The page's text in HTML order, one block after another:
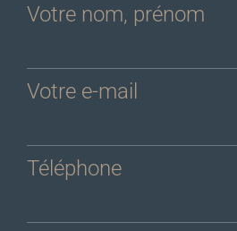
Votre nom, prénom
Votre e-mail
Téléphone